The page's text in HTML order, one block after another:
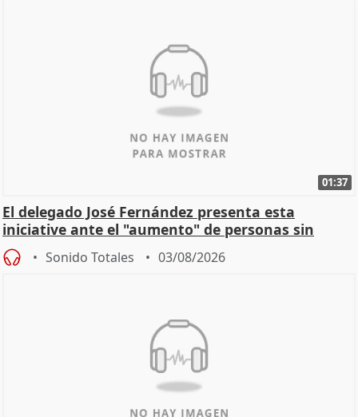
01:37
El delegado José Fernández presenta esta
iniciative ante el "aumento" de personas sin
hogar en Madri
Sonido Totales 03/08/2026